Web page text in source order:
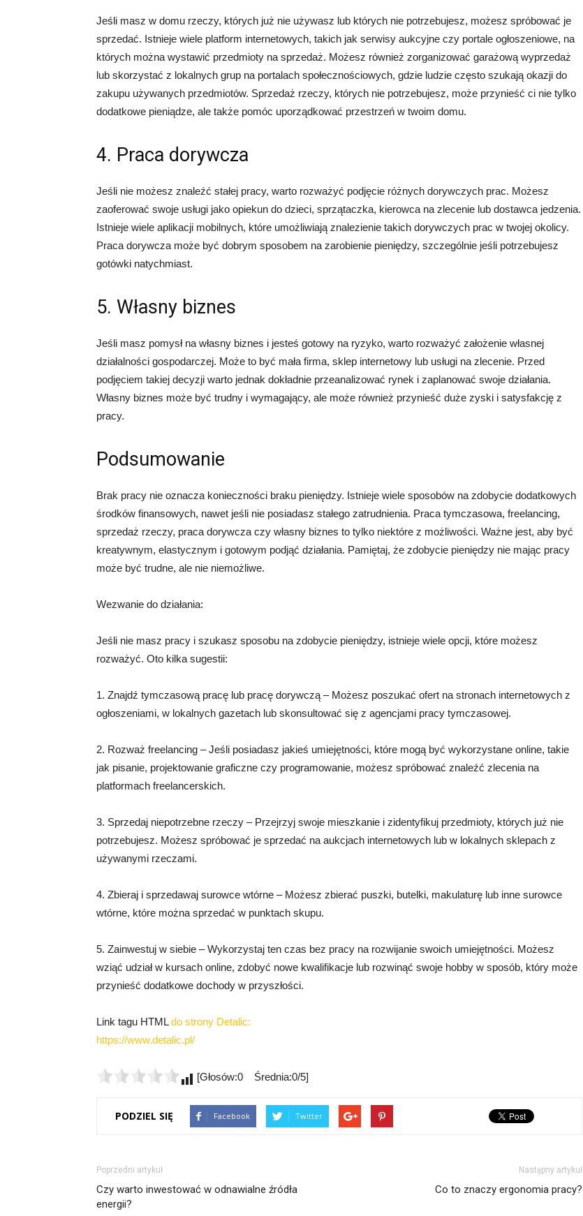
Jeśli masz w domu rzeczy, których już nie używasz lub których nie potrzebujesz, możesz spróbować je
sprzedać. Istnieje wiele platform internetowych, takich jak serwisy aukcyjne czy portale ogłoszeniowe, na
których można wystawić przedmioty na sprzedaż. Możesz również zorganizować garażową wyprzedaż
lub skorzystać z lokalnych grup na portalach społecznościowych, gdzie ludzie często szukają okazji do
zakupu używanych przedmiotów. Sprzedaż rzeczy, których nie potrzebujesz, może przynieść ci nie tylko
dodatkowe pieniądze, ale także pomóc uporządkować przestrzeń w twoim domu.
4. Praca dorywcza
Jeśli nie możesz znaleźć stałej pracy, warto rozważyć podjęcie różnych dorywczych prac. Możesz
zaoferować swoje usługi jako opiekun do dzieci, sprzątaczka, kierowca na zlecenie lub dostawca jedzenia.
Istnieje wiele aplikacji mobilnych, które umożliwiają znalezienie takich dorywczych prac w twojej okolicy.
Praca dorywcza może być dobrym sposobem na zarobienie pieniędzy, szczególnie jeśli potrzebujesz
gotówki natychmiast.
5. Własny biznes
Jeśli masz pomysł na własny biznes i jesteś gotowy na ryzyko, warto rozważyć założenie własnej
działalności gospodarczej. Może to być mała firma, sklep internetowy lub usługi na zlecenie. Przed
podjęciem takiej decyzji warto jednak dokładnie przeanalizować rynek i zaplanować swoje działania.
Własny biznes może być trudny i wymagający, ale może również przynieść duże zyski i satysfakcję z
pracy.
Podsumowanie
Brak pracy nie oznacza konieczności braku pieniędzy. Istnieje wiele sposobów na zdobycie dodatkowych
środków finansowych, nawet jeśli nie posiadasz stałego zatrudnienia. Praca tymczasowa, freelancing,
sprzedaż rzeczy, praca dorywcza czy własny biznes to tylko niektóre z możliwości. Ważne jest, aby być
kreatywnym, elastycznym i gotowym podjąć działania. Pamiętaj, że zdobycie pieniędzy nie mając pracy
może być trudne, ale nie niemożliwe.
Wezwanie do działania:
Jeśli nie masz pracy i szukasz sposobu na zdobycie pieniędzy, istnieje wiele opcji, które możesz
rozważyć. Oto kilka sugestii:
1. Znajdź tymczasową pracę lub pracę dorywczą – Możesz poszukać ofert na stronach internetowych z
ogłoszeniami, w lokalnych gazetach lub skonsultować się z agencjami pracy tymczasowej.
2. Rozważ freelancing – Jeśli posiadasz jakieś umiejętności, które mogą być wykorzystane online, takie
jak pisanie, projektowanie graficzne czy programowanie, możesz spróbować znaleźć zlecenia na
platformach freelancerskich.
3. Sprzedaj niepotrzebne rzeczy – Przejrzyj swoje mieszkanie i zidentyfikuj przedmioty, których już nie
potrzebujesz. Możesz spróbować je sprzedać na aukcjach internetowych lub w lokalnych sklepach z
używanymi rzeczami.
4. Zbieraj i sprzedawaj surowce wtórne – Możesz zbierać puszki, butelki, makulaturę lub inne surowce
wtórne, które można sprzedać w punktach skupu.
5. Zainwestuj w siebie – Wykorzystaj ten czas bez pracy na rozwijanie swoich umiejętności. Możesz
wziąć udział w kursach online, zdobyć nowe kwalifikacje lub rozwinąć swoje hobby w sposób, który może
przynieść dodatkowe dochody w przyszłości.
Link tagu HTMLdo strony Detalic:
https://www.detalic.pl/
[Głosów:0 Średnia:0/5]
PODZIEL SIĘ Facebook Twitter
Poprzedni artykuł
Czy warto inwestować w odnawialne źródła
energii?
Następny artykuł
Co to znaczy ergonomia pracy?